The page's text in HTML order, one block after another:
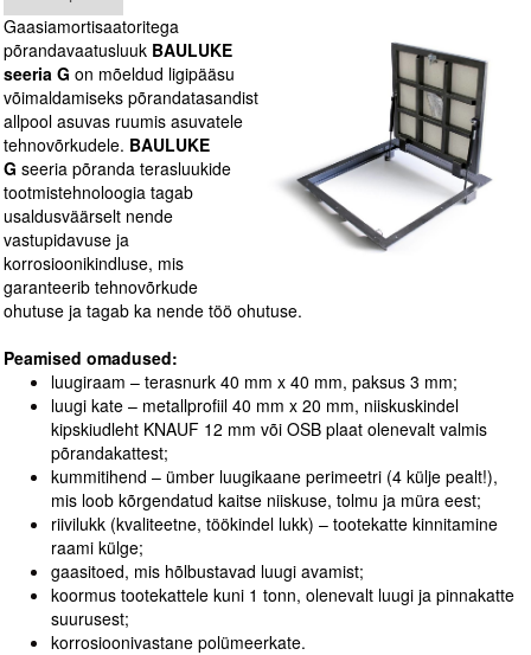
Gaasiamortisaatoritega
põrandavaatusluuk BAULUKE
seeria G on mõeldud ligipääsu
võimaldamiseks põrandatasandist
allpool asuvas ruumis asuvatele
tehnovõrkudele. BAULUKE
G seeria põranda terasluukide
tootmistehnoloogia tagab
usaldusväärselt nende
vastupidavuse ja
korrosioonikindluse, mis
garanteerib tehnovõrkude
ohutuse ja tagab ka nende töö ohutuse.
Peamised omadused:
luugiraam – terasnurk 40 mm x 40 mm, paksus 3 mm;
luugi kate – metallprofiil 40 mm x 20 mm, niiskuskindel
kipskiudleht KNAUF 12 mm või OSB plaat olenevalt valmis
põrandakattest;
kummitihend – ümber luugikaane perimeetri (4 külje pealt!),
mis loob kõrgendatud kaitse niiskuse, tolmu ja müra eest;
riivilukk (kvaliteetne, töökindel lukk) – tootekatte kinnitamine
raami külge;
gaasitoed, mis hõlbustavad luugi avamist;
koormus tootekattele kuni 1 tonn, olenevalt luugi ja pinnakatte
suurusest;
korrosioonivastane polümeerkate.